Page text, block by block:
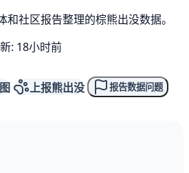
社区报告整理的棕熊出没数据。
: 18小时前
上报熊出没 报告数据问题